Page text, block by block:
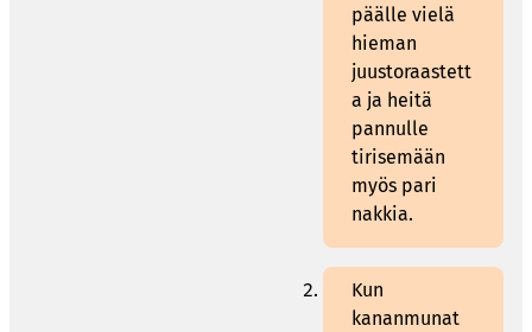
päälle vielä
hieman
juustoraastett
a ja heitä
pannulle
tirisemään
myös pari
nakkia.
Kun
kananmunat